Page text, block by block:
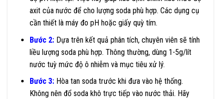
axit của nước để cho lượng soda phù hợp. Các dụng cụ
cần thiết là máy đo pH hoặc giấy quỳ tím.
Bước 2:Dựa trên kết quả phân tích, chuyên viên sẽ tính
liều lượng soda phù hợp. Thông thường, dùng 1-5g/lít
nước tuỳ mức độ ô nhiễm và mục tiêu xử lý.
Bước 3: Hòa tan soda trước khi đưa vào hệ thống.
Không nên đổ soda khô trực tiếp vào nước thải. Hãy